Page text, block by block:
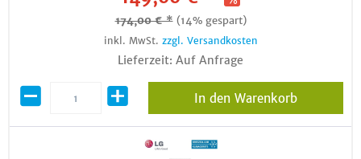
174,00 € * (14% gespart)
inkl. MwSt. zzgl. Versandkosten
Lieferzeit: Auf Anfrage
In den Warenkorb